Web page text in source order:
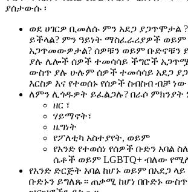
ያሰታውሱ ፡
ወደ ሀገርዎ ቢመለሱ ምን አደጋ ያጋጥሞታል
ይችላል? ምን ዓይነት ማስፈራሪያዎች
አጋጥመውዎታል? ሰዎቹን ወይም ቡድኖቹን
ያሉ ሌሎች ሰዎች ተመሳሳይ ችግሮች
ውስጥ ያሉ ሁሉም ሰዎች ተመሳሳይ አደጋ
እርስዎ እና የተወሰኑ የሰዎች ስብስብ ብቻ ነው
ለምን ሊጎዱዎት ይፈልጋሉ? በራሶ ምክንያት
ዘር ፣
ሃይማኖት፣
ዜግነት
የፖለቲካ አስተያየት, ወይም
የአንድ የተወሰነ የሰዎች ቡድን አባል
ሴቶች ወይም LGBTQ+ ብለው
የአንድ ድርጅት አባል ከሆኑ ወይም በአደጋ
ቡድኑን ይግለጹ። ጠቃሚ ከሆነ በቡድኑ ውስጥ